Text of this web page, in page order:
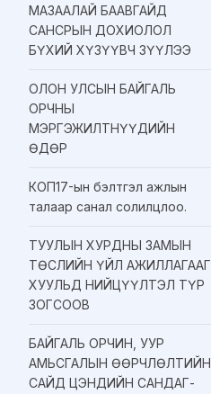
МАЗААЛАЙ БААВГАЙД
САНСРЫН ДОХИОЛОЛ
БҮХИЙ ХҮЗҮҮВЧ ЗҮҮЛЭЭ
ОЛОН УЛСЫН БАЙГАЛЬ
ОРЧНЫ
МЭРГЭЖИЛТНҮҮДИЙН
ӨДӨР
КОП17-ын бэлтгэл ажлын
талаар санал солилцлоо.
ТУУЛЫН ХУРДНЫ ЗАМЫН
ТӨСЛИЙН ҮЙЛ АЖИЛЛАГААГ
ХУУЛЬД НИЙЦҮҮЛТЭЛ ТҮР
ЗОГСООВ
БАЙГАЛЬ ОРЧИН, УУР
АМЬСГАЛЫН ӨӨРЧЛӨЛТИЙН
САЙД ЦЭНДИЙН САНДАГ-